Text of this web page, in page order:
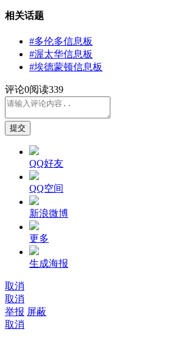
相关话题
#多伦多信息板
#渥太华信息板
#埃德蒙顿信息板
评论0阅读339
提交
QQ好友
QQ空间
新浪微博
更多
生成海报
取消
取消
举报 屏蔽
取消